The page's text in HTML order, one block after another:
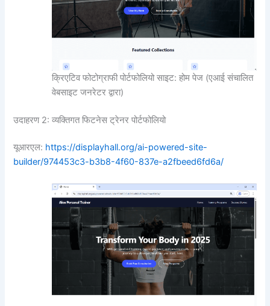
क्रिएटिव फोटोग्राफी पोर्टफोलियो साइट: होम पेज (एआई संचालित
वेबसाइट जनरेटर द्वारा)
उदाहरण 2: व्यक्तिगत फिटनेस ट्रेनर पोर्टफोलियो
यूआरएल: https://displayhall.org/ai-powered-site-
builder/974453c3-b3b8-4f60-837e-a2fbeed6fd6a/